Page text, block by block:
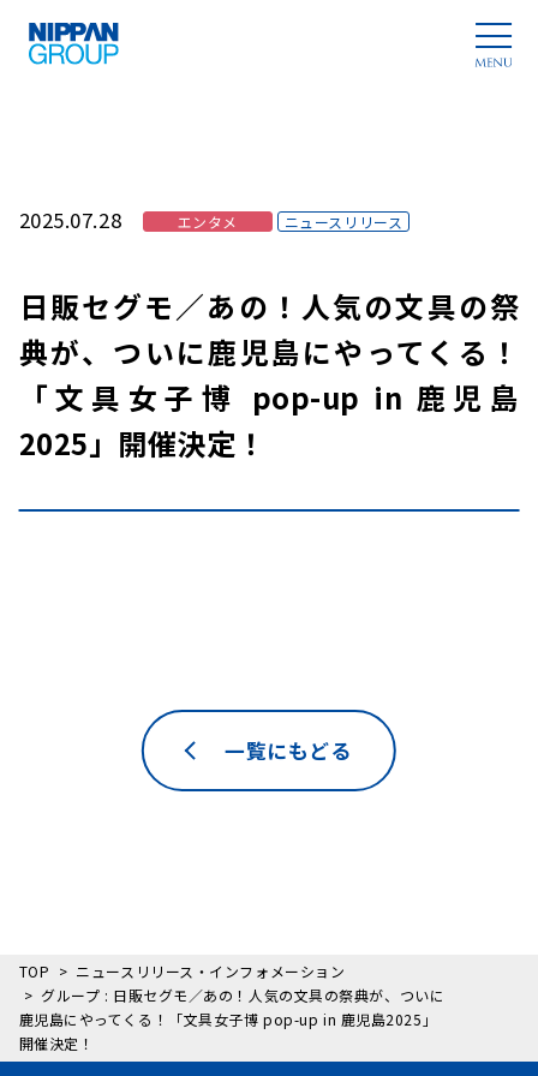
2025.07.28 エンタメ ニュースリリース
日販セグモ／あの！人気の文具の祭
典が、ついに鹿児島にやってくる！
「文具女子博 pop-up in 鹿児島
2025」開催決定！
一覧にもどる
TOP
ニュースリリース・インフォメーション
グループ : 日販セグモ／あの！人気の文具の祭典が、ついに
鹿児島にやってくる！「文具女子博 pop-up in 鹿児島2025」
開催決定！